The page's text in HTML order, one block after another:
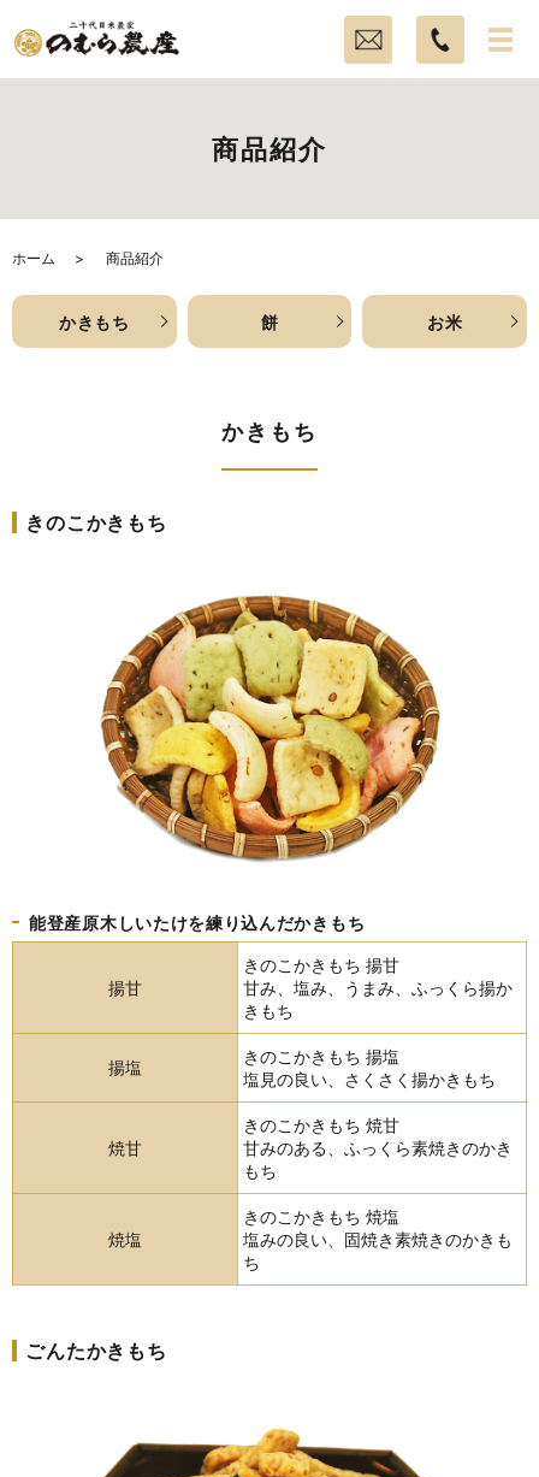
商品紹介
ホーム 商品紹介
かきもち 餅 お米
かきもち
きのこかきもち
能登産原木しいたけを練り込んだかきもち
揚甘
きのこかきもち 揚甘
甘み、塩み、うまみ、ふっくら揚か
きもち
揚塩
きのこかきもち 揚塩
塩見の良い、さくさく揚かきもち
焼甘
きのこかきもち 焼甘
甘みのある、ふっくら素焼きのかき
もち
焼塩
きのこかきもち 焼塩
塩みの良い、固焼き素焼きのかきも
ち
ごんたかきもち